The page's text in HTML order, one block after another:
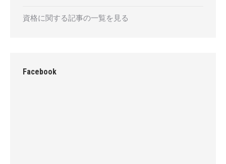
資格に関する記事の一覧を見る
Facebook